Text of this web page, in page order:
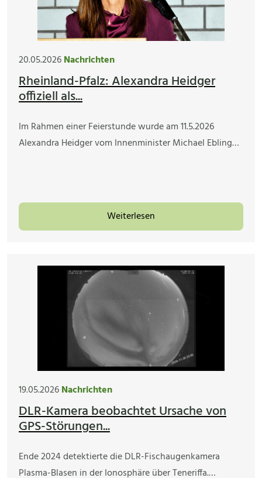
20.05.2026Nachrichten
Rheinland-Pfalz: Alexandra Heidger
offiziell als...
Im Rahmen einer Feierstunde wurde am 11.5.2026
Alexandra Heidger vom Innenminister Michael Ebling…
Weiterlesen
19.05.2026Nachrichten
DLR-Kamera beobachtet Ursache von
GPS-Störungen...
Ende 2024 detektierte die DLR-Fischaugenkamera
Plasma-Blasen in der Ionosphäre über Teneriffa.…